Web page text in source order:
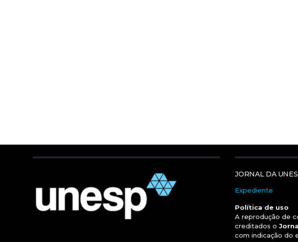
JORNAL DA
Expediente
Política de uso
A reprodução de
creditados o
com indicação do